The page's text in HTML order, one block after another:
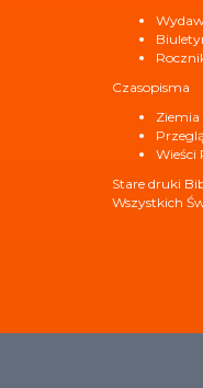
Czasopisma
Ziemia
Wieści
Stare druki
Wszystkich